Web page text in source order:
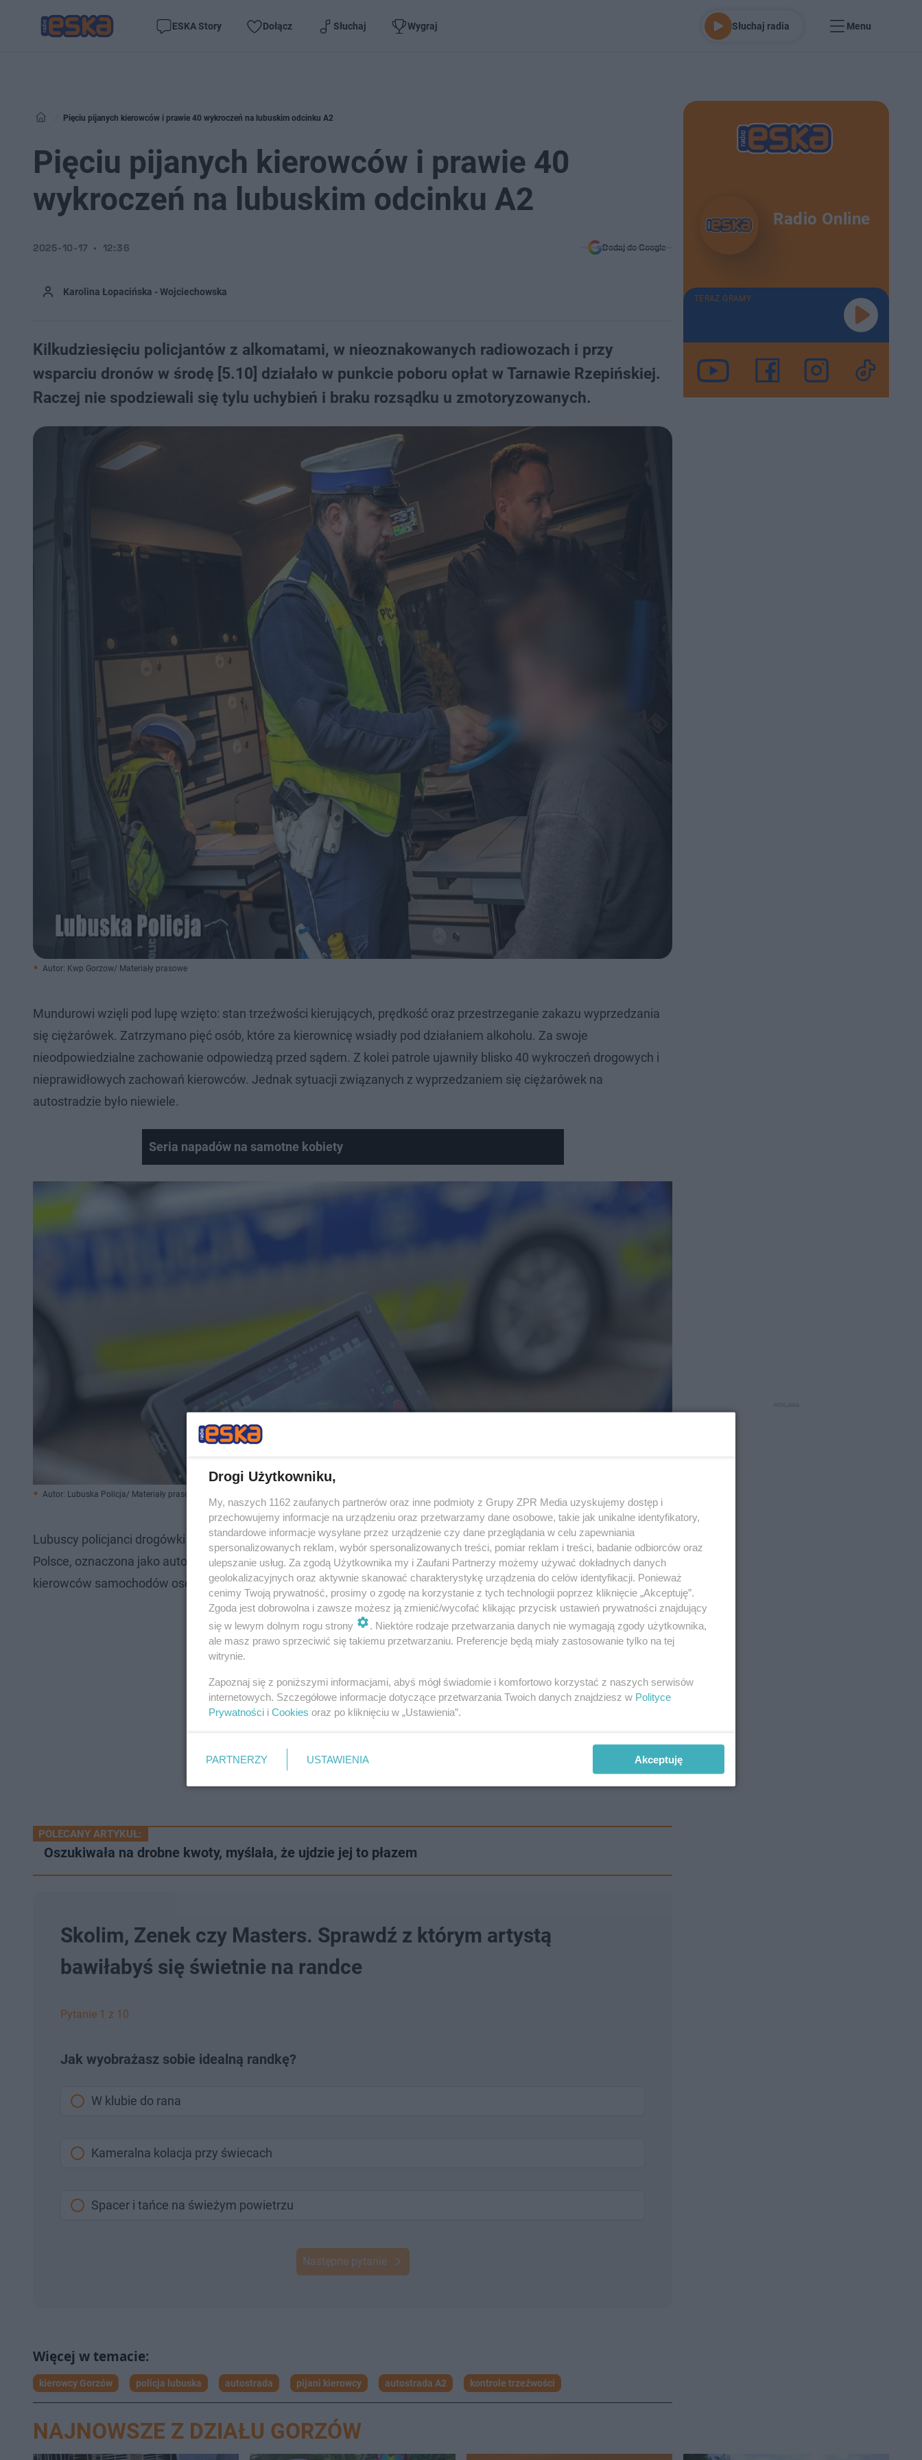
ESKA Story Dołącz Słuchaj Wygraj Słuchaj radia Menu
Pięciu pijanych kierowców i prawie 40 wykroczeń na lubuskim odcinku A2
Pięciu pijanych kierowców i prawie 40
wykroczeń na lubuskim odcinku A2
Karolina Łopacińska - Wojciechowska
2025-10-17 12:36 Dodaj do Google
Kilkudziesięciu policjantów z alkomatami, w nieoznakowanych radiowozach i przy
wsparciu dronów w środę [5.10] działało w punkcie poboru opłat w Tarnawie Rzepińskiej.
Raczej nie spodziewali się tylu uchybień i braku rozsądku u zmotoryzowanych.
Autor: Kwp Gorzow/ Materiały prasowe
Mundurowi wzięli pod lupę wzięto: stan trzeźwości kierujących, prędkość oraz przestrzeganie zakazu wyprzedzania
się ciężarówek. Zatrzymano pięć osób, które za kierownicę wsiadły pod działaniem alkoholu. Za swoje
nieodpowiedzialne zachowanie odpowiedzą przed sądem. Z kolei patrole ujawniły blisko 40 wykroczeń drogowych i
nieprawidłowych zachowań kierowców. Jednak sytuacji związanych z wyprzedzaniem się ciężarówek na
autostradzie było niewiele.​
Seria napadów na samotne kobiety
Autor: Lubuska Policja/ Materiały prasowe
Lubuscy policjanci drogówki codziennie towarzyszą zmotoryzowanym na międzynarodowej trasie E-30, która w
Polsce, oznaczona jako autostrada A2. To jedna z głównych arterii komunikacyjnych, którą codziennie jeżdżą tysiące
kierowców samochodów osobowych, ciężarówek czy autokarów.
POLECANY ARTYKUŁ:
Oszukiwała na drobne kwoty, myślała, że ujdzie jej to płazem
Skolim, Zenek czy Masters. Sprawdź z którym artystą
bawiłabyś się świetnie na randce
Pytanie 1 z 10
Jak wyobrażasz sobie idealną randkę?
W klubie do rana
Kameralna kolacja przy świecach
Spacer i tańce na świeżym powietrzu
Następne pytanie
kierowcy Gorzów policja lubuska autostrada pijani kierowcy autostrada A2 kontrole trzeźwości
Radio Online
TERAZ GRAMY
NAJNOWSZE Z DZIAŁU GORZÓW
Drogi Użytkowniku,
My, naszych 1162 zaufanych partnerów oraz inne podmioty z Grupy ZPR Media uzyskujemy dostęp i
przechowujemy informacje na urządzeniu oraz przetwarzamy dane osobowe, takie jak unikalne identyfikatory,
standardowe informacje wysyłane przez urządzenie czy dane przeglądania w celu zapewniania
spersonalizowanych reklam, wybór spersonalizowanych treści, pomiar reklam i treści, badanie odbiorców oraz
ulepszanie usług. Za zgodą Użytkownika my i Zaufani Partnerzy możemy używać dokładnych danych
geolokalizacyjnych oraz aktywnie skanować charakterystykę urządzenia do celów identyfikacji. Ponieważ
cenimy Twoją prywatność, prosimy o zgodę na korzystanie z tych technologii poprzez kliknięcie „Akceptuję”.
Zgoda jest dobrowolna i zawsze możesz ją zmienić/wycofać klikając przycisk ustawień prywatności znajdujący
się w lewym dolnym rogu strony
. Niektóre rodzaje przetwarzania danych nie wymagają zgody użytkownika,
ale masz prawo sprzeciwić się takiemu przetwarzaniu. Preferencje będą miały zastosowanie tylko na tej
witrynie.
Zapoznaj się z poniższymi informacjami, abyś mógł świadomie i komfortowo korzystać z naszych serwisów
internetowych. Szczegółowe informacje dotyczące przetwarzania Twoich danych znajdziesz w Polityce
Prywatności i Cookies oraz po kliknięciu w „Ustawienia”.
PARTNERZY USTAWIENIA Akceptuję